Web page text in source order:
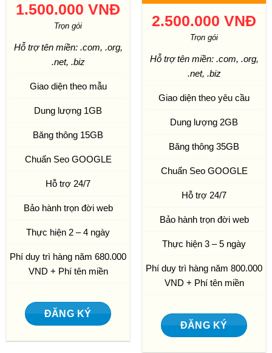
1.500.000 VNĐ
Trọn gói
Hỗ trợ tên miền: .com, .org,
.net, .biz
Giao diện theo mẫu
Dung lượng 1GB
Băng thông 15GB
Chuẩn Seo GOOGLE
Hỗ trợ 24/7
Bảo hành trọn đời web
Thực hiện 2 – 4 ngày
Phí duy trì hàng năm 680.000
VND + Phí tên miền
ĐĂNG KÝ
2.500.000 VNĐ
Trọn gói
Hỗ trợ tên miền: .com, .org,
.net, .biz
Giao diện theo yêu cầu
Dung lượng 2GB
Băng thông 35GB
Chuẩn Seo GOOGLE
Hỗ trợ 24/7
Bảo hành trọn đời web
Thực hiện 3 – 5 ngày
Phí duy trì hàng năm 800.000
VND + Phí tên miền
ĐĂNG KÝ